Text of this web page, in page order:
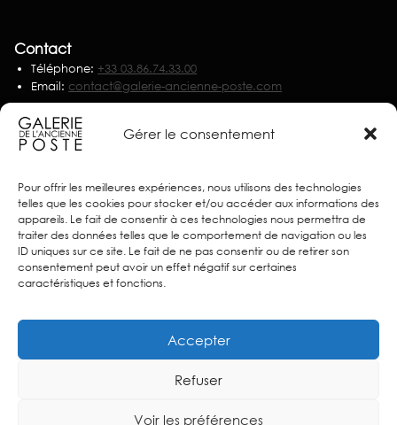
Gérer le consentement
Pour offrir les meilleures expériences, nous utilisons des technologies
telles que les cookies pour stocker et/ou accéder aux informations des
appareils. Le fait de consentir à ces technologies nous permettra de
traiter des données telles que le comportement de navigation ou les
ID uniques sur ce site. Le fait de ne pas consentir ou de retirer son
consentement peut avoir un effet négatif sur certaines
caractéristiques et fonctions.
Accepter
Refuser
Voir les préférences
Contact
Téléphone: +33 03.86.74.33.00
Email: contact@galerie-ancienne-poste.com
Nous écrire
Partenaires